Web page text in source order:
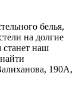
белья,
на долгие
наш
190А,